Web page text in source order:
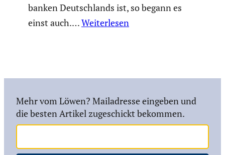
banken Deutsch­lands ist, so begann es
einst auch.…Weiterlesen
Mehr vom Löwen? Mailadresse eingeben und
die besten Artikel zugeschickt bekommen.